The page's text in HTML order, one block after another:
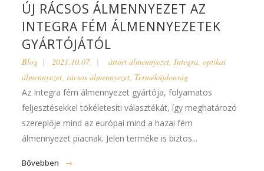
ÚJ RÁCSOS ÁLMENNYEZET AZ
INTEGRA FÉM ÁLMENNYEZETEK
GYÁRTÓJÁTÓL
Blog 2021.10.07. áttört álmennyezet,Integra,optikai
álmennyezet,rácsos álmennyezet, Termékújdonság
Az Integra fém álmennyezet gyártója, folyamatos
feljesztésekkel tökéletesíti választékát, így meghatározó
szereplője mind az európai mind a hazai fém
álmennyezet piacnak. Jelen terméke is biztos...
Bővebben